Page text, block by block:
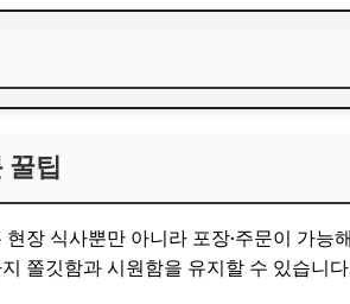
위치와 방문 정보
자주 묻는 질문(FAQ)
꿀팁
현장 식사뿐만 아니라 포장·주문이 가
쫄깃함과 시원함을 유지할 수 있습니